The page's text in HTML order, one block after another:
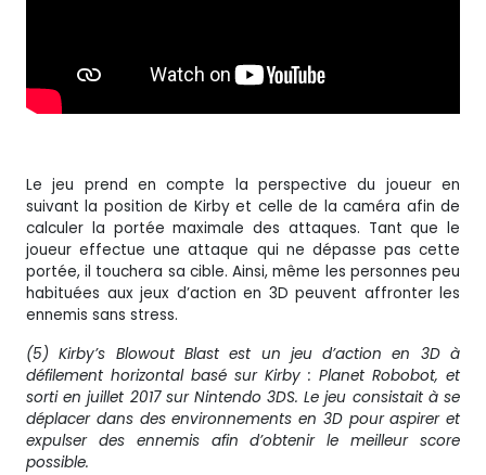
Le jeu prend en compte la perspective du joueur en
suivant la position de Kirby et celle de la caméra afin de
calculer la portée maximale des attaques. Tant que le
joueur effectue une attaque qui ne dépasse pas cette
portée, il touchera sa cible. Ainsi, même les personnes peu
habituées aux jeux d’action en 3D peuvent affronter les
ennemis sans stress.
(5) Kirby’s Blowout Blast est un jeu d’action en 3D à
défilement horizontal basé sur Kirby : Planet Robobot, et
sorti en juillet 2017 sur Nintendo 3DS. Le jeu consistait à se
déplacer dans des environnements en 3D pour aspirer et
expulser des ennemis afin d’obtenir le meilleur score
possible.